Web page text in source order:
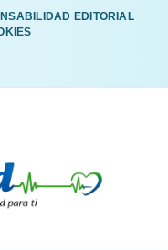
EDITORIAL